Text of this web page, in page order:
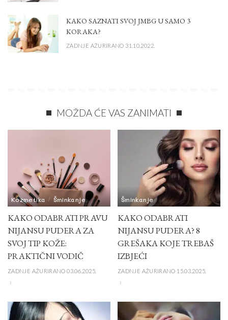
KAKO SAZNATI SVOJ JMBG U SAMO 3
KORAKA?
ZADNJE AŽURIRANO 31.10.2022.
MOŽDA ĆE VAS ZANIMATI
Kozmetika Šminkanje
KAKO ODABRATI PRAVU
NIJANSU PUDERA ZA
SVOJ TIP KOŽE:
PRAKTIČNI VODIČ
ZADNJE AŽURIRANO 03.06.2025.
Šminkanje
KAKO ODABRATI
NIJANSU PUDERA? 8
GREŠAKA KOJE TREBAŠ
IZBJEĆI
ZADNJE AŽURIRANO 15.03.2025.